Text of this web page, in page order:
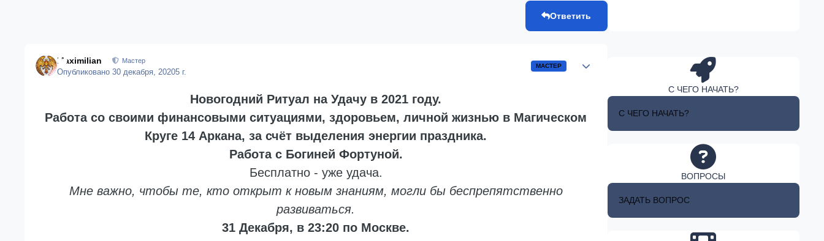
Ответить
Maximilian Мастер
Опубликовано30 декабря, 20205 г.
МАСТЕР
Новогодний Ритуал на Удачу в 2021 году.
Работа со своими финансовыми ситуациями, здоровьем, личной жизнью в Магическом
Круге 14 Аркана, за счёт выделения энергии праздника.
Работа с Богиней Фортуной.
Бесплатно - уже удача.
Мне важно, чтобы те, кто открыт к новым знаниям, могли бы беспрепятственно
развиваться.
31 Декабря, в 23:20 по Москве.
С ЧЕГО НАЧАТЬ?
С ЧЕГО НАЧАТЬ?
ВОПРОСЫ
ЗАДАТЬ ВОПРОС